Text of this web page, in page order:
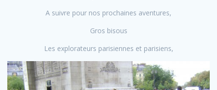
A suivre pour nos prochaines aventures,
Gros bisous
Les explorateurs parisiennes et parisiens,